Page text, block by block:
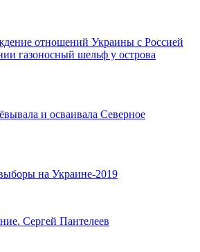
отношений Украины с Россией
газоносный шельф у острова
и осваивала Северное
на Украине-2019
Сергей Пантелеев